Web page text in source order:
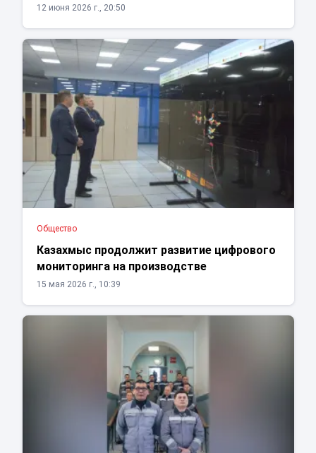
12 июня 2026 г., 20:50
Общество
Казахмыс продолжит развитие цифрового
мониторинга на производстве
15 мая 2026 г., 10:39